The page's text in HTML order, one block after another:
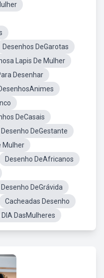
Desenhos DeGarotas
Lapis De Mulher
Desenhar
DeCasais
Desenho DeGestante
Mulher
Desenho DeAfricanos
Desenho DeGrávida
Cacheadas Desenho
DIA DasMulheres